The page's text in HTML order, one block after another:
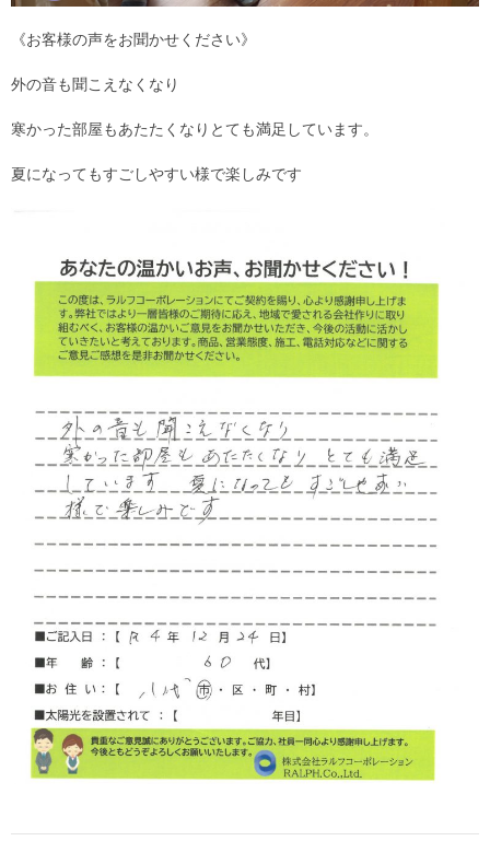
《お客様の声をお聞かせください》
外の音も聞こえなくなり
寒かった部屋もあたたくなりとても満足しています。
夏になってもすごしやすい様で楽しみです